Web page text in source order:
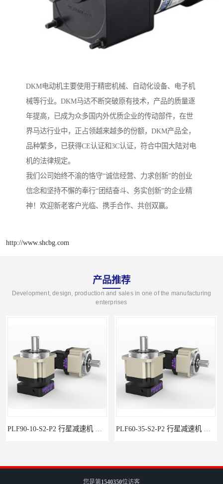
DKM电动机主要使用于精密机械、自动化设备、电子机
械等行业。DKM马达不断突破原有技术，产品的质量逐
年提高，已成为众多国内外优质企业的传动部件，在世
界马达行业中，正占领越来越多的份额，DKM产品全，
品种繁多，已获得CE认证和3C认证，符合中国大陆对电
机的法律规定。
我们公司始终不渝的恪守“诚信经营、力求创新”的创业
信念和坚持不懈的奉行“团结奋斗、务实创新”的企业精
神！欢迎新老客户光临、携手合作、共创双赢。
http://www.shcbg.com
产品推荐
Development, design, production and sales in one of the manufacturing
enterprises
PLF90-10-S2-P2 行星减速机 伺服减速机 步进减速机 PLF60-35-S2-P2 行星减速机 伺服减速机 步进减速机
您是第1540350位访客